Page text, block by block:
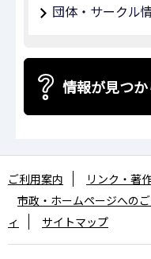
団体・サークル
情報が見つ
ご利用案内 リンク・著
市政・ホームページへの
ィ
サイトマップ